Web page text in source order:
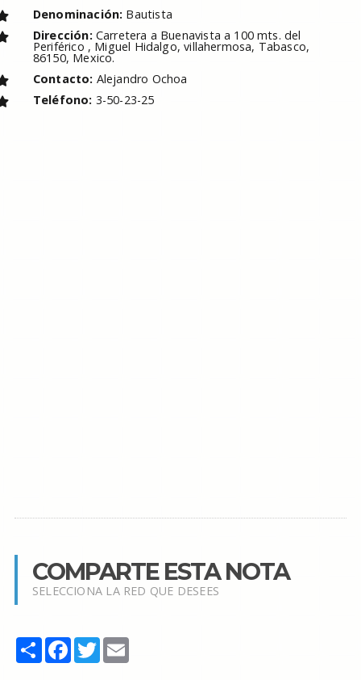
Denominación: Bautista
Dirección: Carretera a Buenavista a 100 mts. del
Periférico , Miguel Hidalgo, villahermosa, Tabasco,
86150, Mexico.
Contacto: Alejandro Ochoa
Teléfono: 3-50-23-25
COMPARTE ESTA NOTA
SELECCIONA LA RED QUE DESEES
Share Facebook
TwitterEmail